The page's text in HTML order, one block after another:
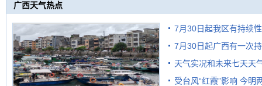
广西天气热点
7月30日起我区有持续
7月30日起广西有一次
天气实况和未来七天天
受台风“红霞”影响 今明